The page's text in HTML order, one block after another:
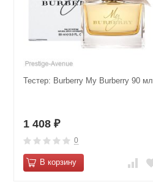
Тестер: Burberry My Burberry 90 мл
1 408 ₽
0
В корзину